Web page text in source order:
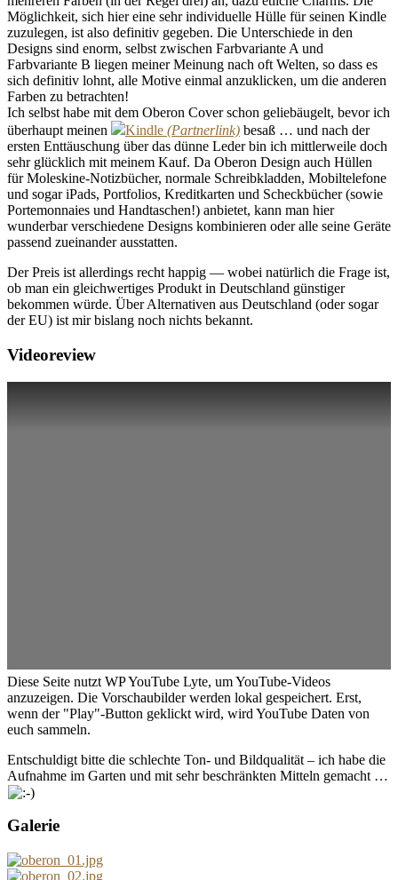
Möglichkeit, sich hier eine sehr individuelle Hülle für seinen Kindle
zuzulegen, ist also definitiv gegeben. Die Unterschiede in den
Designs sind enorm, selbst zwischen Farbvariante A und
Farbvariante B liegen meiner Meinung nach oft Welten, so dass es
sich definitiv lohnt, alle Motive einmal anzuklicken, um die anderen
Farben zu betrachten!
Ich selbst habe mit dem Oberon Cover schon geliebäugelt, bevor ich
überhaupt meinen
Kindle
besaß … und nach der
ersten Enttäuschung über das dünne Leder bin ich mittlerweile doch
sehr glücklich mit meinem Kauf. Da Oberon Design auch Hüllen
für Moleskine-Notizbücher, normale Schreibkladden, Mobiltelefone
und sogar iPads, Portfolios, Kreditkarten und Scheckbücher (sowie
Portemonnaies und Handtaschen!) anbietet, kann man hier
wunderbar verschiedene Designs kombinieren oder alle seine Geräte
passend zueinander ausstatten.
Der Preis ist allerdings recht happig — wobei natürlich die Frage ist,
ob man ein gleichwertiges Produkt in Deutschland günstiger
bekommen würde. Über Alternativen aus Deutschland (oder sogar
der EU) ist mir bislang noch nichts bekannt.
Videoreview
Diese Seite nutzt WP YouTube Lyte, um YouTube-Videos
anzuzeigen. Die Vorschaubilder werden lokal gespeichert. Erst,
wenn der "Play"-Button geklickt wird, wird YouTube Daten von
euch sammeln.
Entschuldigt bitte die schlechte Ton- und Bildqualität – ich habe die
Aufnahme im Garten und mit sehr beschränkten Mitteln gemacht …
Galerie